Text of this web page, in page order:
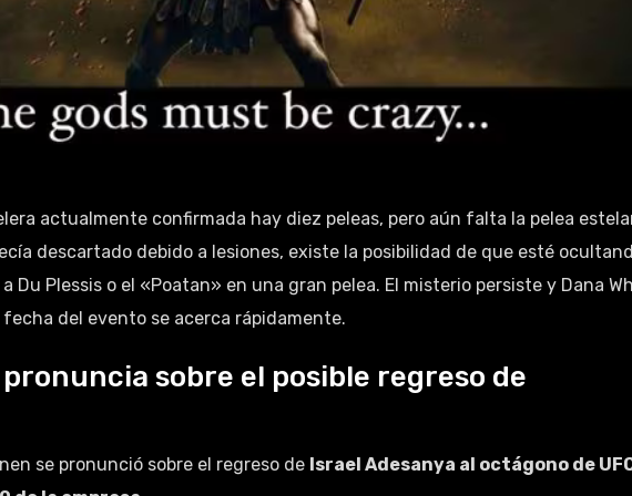
actualmente confirmada hay diez peleas, pero aún falta la pelea
descartado debido a lesiones, existe la posibilidad de que esté
Du Plessis o el «Poatan» en una gran pelea. El misterio persiste y Dana
del evento se acerca rápidamente.
sobre el posible regreso de
se pronunció sobre el regreso de Israel Adesanya al octágono de